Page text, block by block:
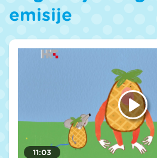
emisije
11:03